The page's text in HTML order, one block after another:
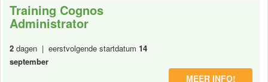
Training Cognos
Administrator
2 dagen | eerstvolgende startdatum 14
september
MEER INFO!